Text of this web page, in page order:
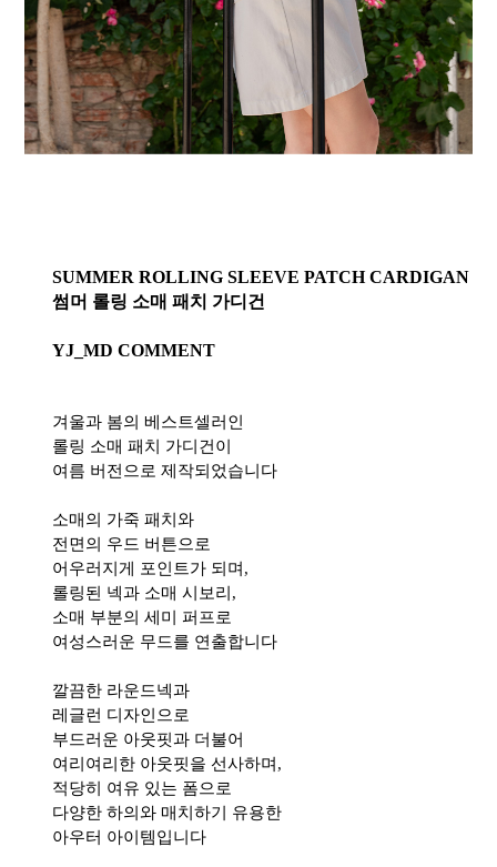
SUMMER ROLLING SLEEVE PATCH CARDIGAN
썸머 롤링 소매 패치 가디건
YJ_MD COMMENT
겨울과 봄의 베스트셀러인
롤링 소매 패치 가디건이
여름 버전으로 제작되었습니다
소매의 가죽 패치와
전면의 우드 버튼으로
어우러지게 포인트가 되며,
롤링된 넥과 소매 시보리,
소매 부분의 세미 퍼프로
여성스러운 무드를 연출합니다
깔끔한 라운드넥과
레글런 디자인으로
부드러운 아웃핏과 더불어
여리여리한 아웃핏을 선사하며,
적당히 여유 있는 폼으로
다양한 하의와 매치하기 유용한
아우터 아이템입니다